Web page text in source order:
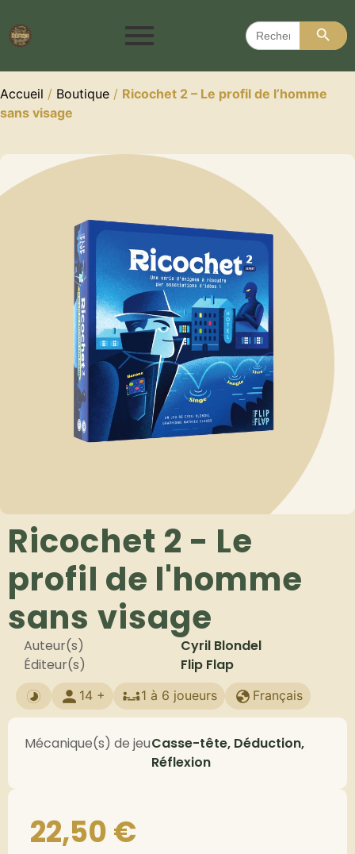
Search
for:
Search
Accueil / Boutique / Ricochet 2 – Le profil de l’homme
sans visage
Ricochet 2 - Le
profil de l'homme
sans visage
Auteur(s)
Cyril Blondel
Éditeur(s)
Flip Flap
14 + 1 à 6 joueurs Français
Mécanique(s) de jeuCasse-tête, Déduction,
Réflexion
22,50€